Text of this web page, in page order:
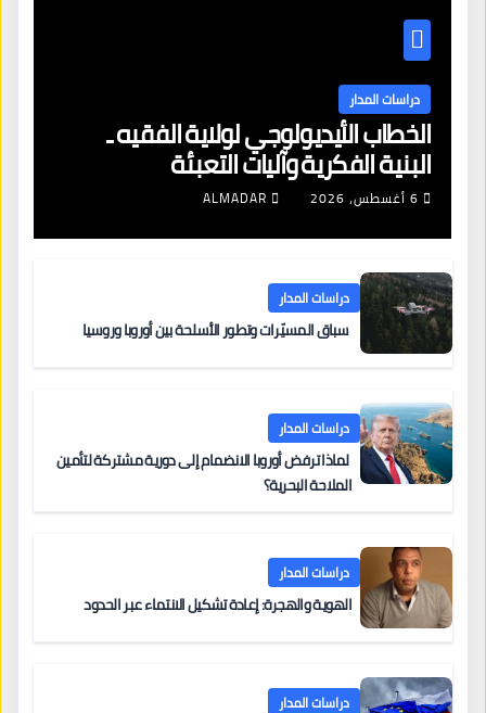
دراسات المدار
الخطاب الأيديولوجي لولاية الفقيه ـ
البنية الفكرية وآليات التعبئة
6 أغسطس، 2026 ALMADAR
دراسات المدار
سباق المسيّرات وتطور الأسلحة بين أوروبا وروسيا
دراسات المدار
لماذا ترفض أوروبا الانضمام إلى دورية مشتركة لتأمين
الملاحة البحرية؟
دراسات المدار
الهوية والهجرة: إعادة تشكيل الانتماء عبر الحدود
دراسات المدار